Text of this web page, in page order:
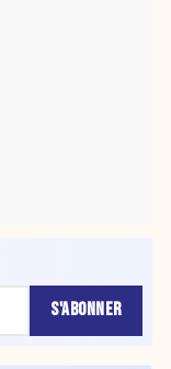
S'ABONNER